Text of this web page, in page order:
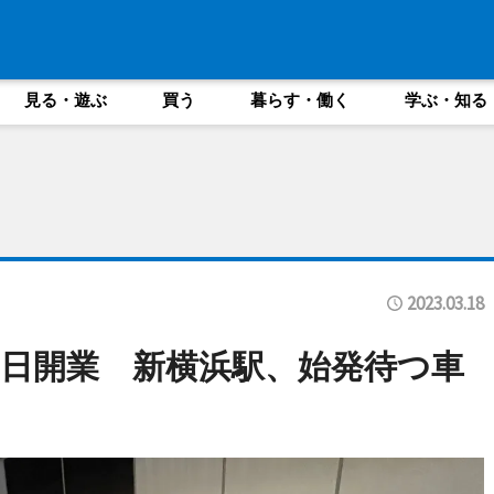
見る・遊ぶ 買う 暮らす・働く 学ぶ・知る
2023.03.18
開業 新横浜駅、始発待つ車